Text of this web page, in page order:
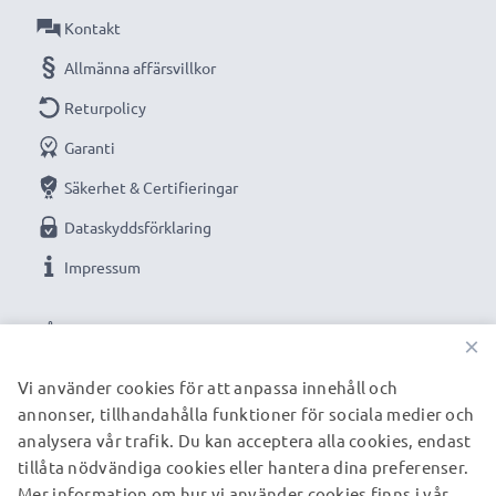
Ersättningsbatteri från CELLONIC är en prisvärd och
trygg strömkälla.
★3 års garanti★
Vi grundades år 2004 och är en internationell
specialist som endast erbjuder kvalitetsprodukter.
Därför har vi en garanti på 36 månader!
VÅRA BETALNINGSALTERNATIV
Kontakt
Allmänna affärsvillkor
Returpolicy
Garanti
Säkerhet & Certifieringar
Dataskyddsförklaring
Impressum
VÅRA FRAKTPARTNERS
×
Vi använder cookies för att anpassa innehåll och
annonser, tillhandahålla funktioner för sociala medier och
analysera vår trafik. Du kan acceptera alla cookies, endast
tillåta nödvändiga cookies eller hantera dina preferenser.